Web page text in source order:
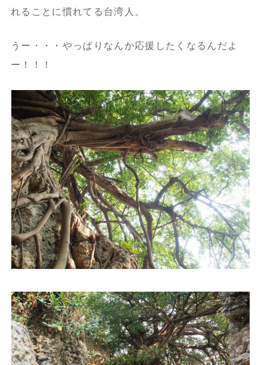
れることに慣れてる台湾人。
うー・・・やっぱりなんか応援したくなるんだよ
ー！！！